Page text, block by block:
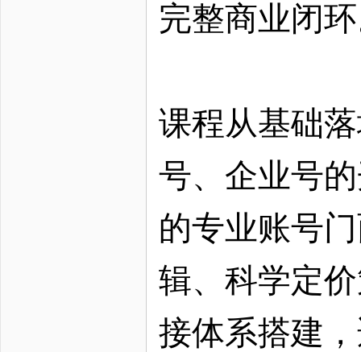
完整商业闭
课程从基础
号、企业号
的专业账号
辑、科学定
接体系搭建